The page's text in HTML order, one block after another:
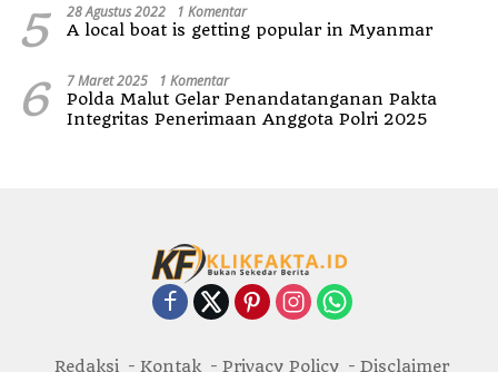
5 28 Agustus 2022 1 Komentar
A local boat is getting popular in Myanmar
6 7 Maret 2025 1 Komentar
Polda Malut Gelar Penandatanganan Pakta
Integritas Penerimaan Anggota Polri 2025
Redaksi Kontak Privacy Policy Disclaimer